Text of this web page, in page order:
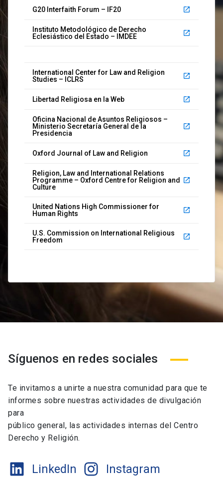
G20 Interfaith Forum – IF20 launch
Instituto Metodológico de Derecho
Eclesiástico del Estado – IMDEE
launch
International Center for Law and Religion
Studies – ICLRS
launch
Libertad Religiosa en la Web launch
Oficina Nacional de Asuntos Religiosos –
Ministerio Secretaría General de la
Presidencia
launch
Oxford Journal of Law and Religion launch
Religion, Law and International Relations
Programme – Oxford Centre for Religion and
Culture
launch
United Nations High Commissioner for
Human Rights
launch
U.S. Commission on International Religious
Freedom
launch
Síguenos en redes sociales
Te invitamos a unirte a nuestra comunidad para que te
informes sobre nuestras actividades de divulgación
para
público general, las actividades internas del Centro
Derecho y Religión.
LinkedIn Instagram